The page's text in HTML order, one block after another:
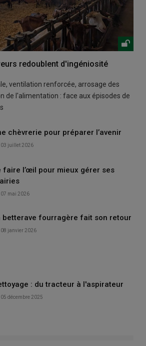
redoublent d'ingéniosité
ventilation renforcée, arrosage des
de l'alimentation : face aux épisodes de
chèvrerie pour préparer l’avenir
03 juillet 2026
faire l’œil pour mieux gérer ses
07 mai 2026
betterave fourragère fait son retour
08 janvier 2026
: du tracteur à l'aspirateur
05 décembre 2025